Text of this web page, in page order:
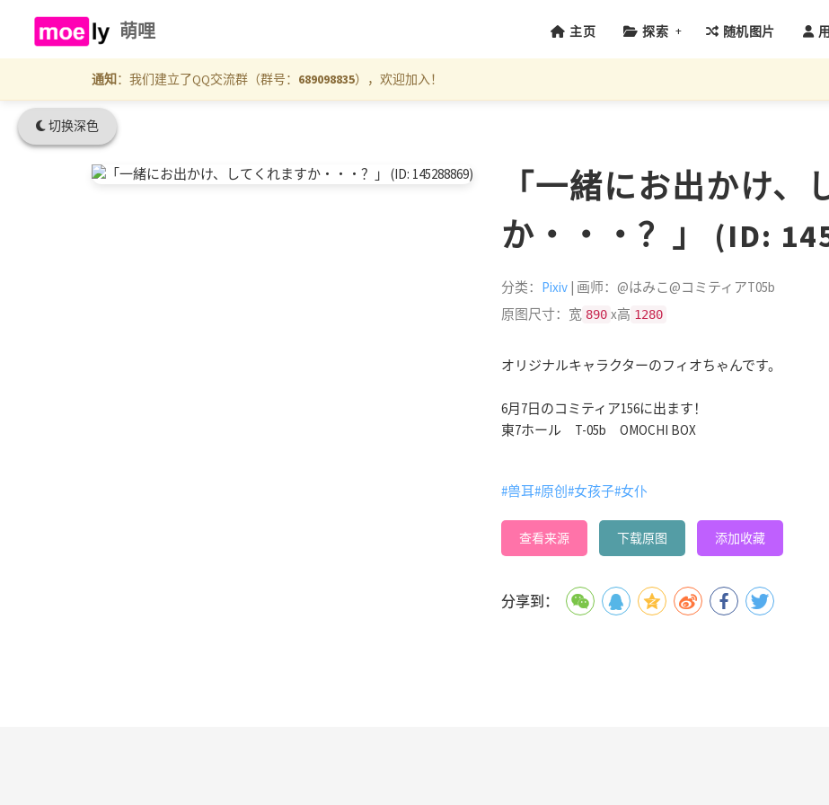
切换深色
萌哩 主页 探索 + 随机图片
通知：我们建立了QQ交流群（群号： 689098835），欢迎加入！
「一緒にお出かけ、
か・・・？」 (ID:
分类： Pixiv | 画师：@はみこ@コミティアT05b
原图尺寸：宽 890 x高 1280
オリジナルキャラクターのフィオちゃんです。
6月7日のコミティア156に出ます！
東7ホール T-05b OMOCHI BOX
#兽耳#原创#女孩子#女仆
查看来源 下载原图 添加收藏
分享到：